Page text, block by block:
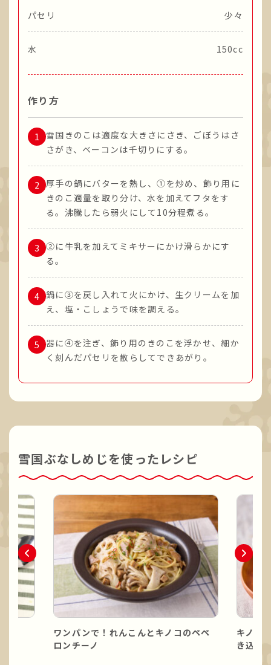
パセリ 少々
水 150cc
作り方
雪国きのこは適度な大きさにさき、ごぼうはさ
さがき、ベーコンは千切りにする。
厚手の鍋にバターを熱し、①を炒め、飾り用に
きのこ適量を取り分け、水を加えてフタをす
る。沸騰したら弱火にして10分程煮る。
②に牛乳を加えてミキサーにかけ滑らかにす
る。
鍋に③を戻し入れて火にかけ、生クリームを加
え、塩・こしょうで味を調える。
器に④を注ぎ、飾り用のきのこを浮かせ、細か
く刻んだパセリを散らしてできあがり。
雪国ぶなしめじを使ったレシピ
ワンパンで！れんこんとキノコのペペ
ロンチーノ
キノコ
き込み